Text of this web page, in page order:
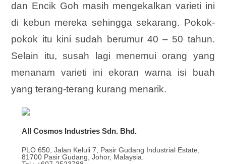
dan Encik Goh masih mengekalkan varieti ini
di kebun mereka sehingga sekarang. Pokok-
pokok itu kini sudah berumur 40 – 50 tahun.
Selain itu, susah lagi menemui orang yang
menanam varieti ini ekoran warna isi buah
yang terang-terang kurang menarik.
All Cosmos Industries Sdn. Bhd.
PLO 650, Jalan Keluli 7, Pasir Gudang Industrial Estate,
81700 Pasir Gudang, Johor, Malaysia.